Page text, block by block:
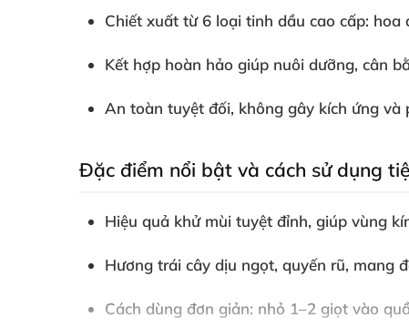
Chiết xuất từ 6 loại tinh dầu cao cấp:
Kết hợp hoàn hảo giúp nuôi dưỡng, cân
An toàn tuyệt đối, không gây kích ứng
Đặc điểm nổi bật và cách sử dụng
Hiệu quả khử mùi tuyệt đỉnh, giúp vùng
Hương trái cây dịu ngọt, quyến rũ, mang
Cách dùng đơn giản: nhỏ 1–2 giọt vào